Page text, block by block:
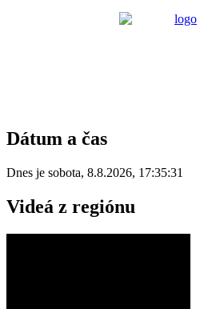
Dátum a čas
Dnes je sobota, 8.8.2026, 17:35:31
Videá z regiónu